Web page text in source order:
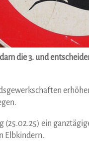
die 3. und
ein
Elbkindern.